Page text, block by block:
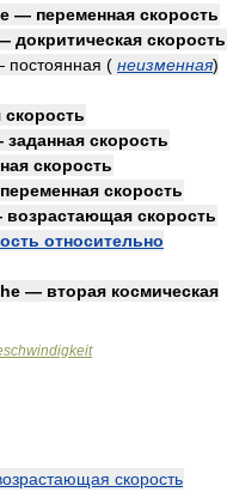
— переменная скорость
скорость
( неизменная)
скорость
скорость
скорость
скорость
относительно
— вторая космическая
скорость